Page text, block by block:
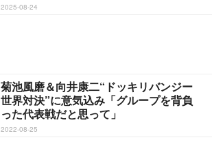
2025-08-24
菊池風磨＆向井康二“ドッキリバンジー
世界対決”に意気込み「グループを背負
った代表戦だと思って」
2022-08-25